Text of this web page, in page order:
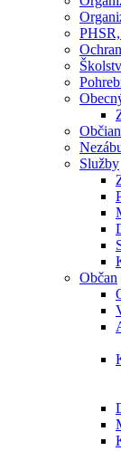
Služby
Občan